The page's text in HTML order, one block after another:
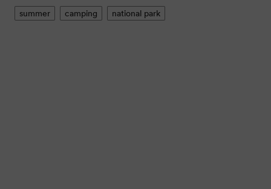
summer camping national park